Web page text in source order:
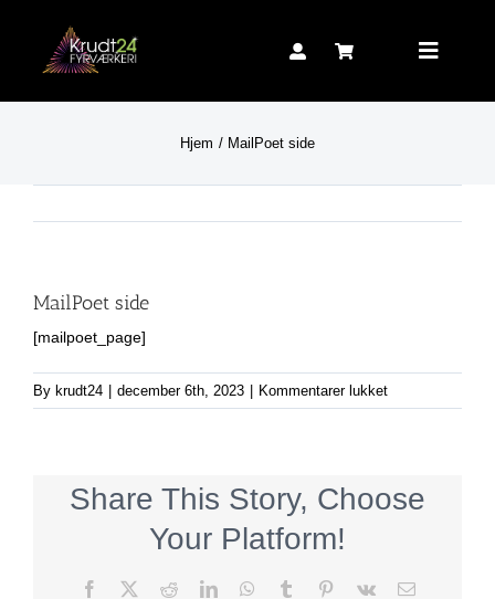
content
Toggle
Hjem MailPoet side
MailPoet side
[mailpoet_page]
By krudt24 december 6th, 2023 Kommentarer lukkettil
MailPoet
Share This Story, Choose
Your Platform!
Facebook RedditLinkedInWhatsApp
Tumblr Pinterest
Vk
E-